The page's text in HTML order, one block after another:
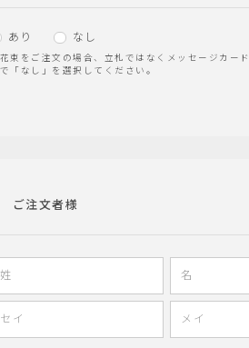
あり なし
束をご注文の場合、立札ではなくメッセージカー
「なし」を選択してください。
ご注文者様